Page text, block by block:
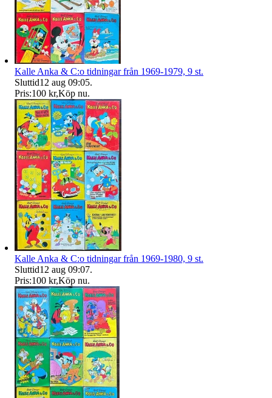
Kalle Anka & C:o tidningar från 1969-1979, 9 st.
Sluttid12 aug 09:05.
Pris:100 kr,Köp nu.
Kalle Anka & C:o tidningar från 1969-1980, 9 st.
Sluttid12 aug 09:07.
Pris:100 kr,Köp nu.